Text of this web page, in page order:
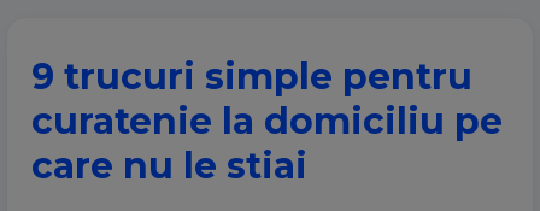
9 trucuri simple pentru
curatenie la domiciliu pe
care nu le stiai